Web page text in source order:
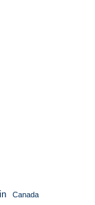
Canada